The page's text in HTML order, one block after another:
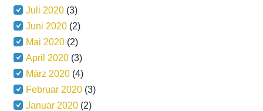
Juli 2020 (3)
Juni 2020 (2)
Mai 2020 (2)
April 2020 (3)
März 2020 (4)
Februar 2020 (3)
Januar 2020 (2)